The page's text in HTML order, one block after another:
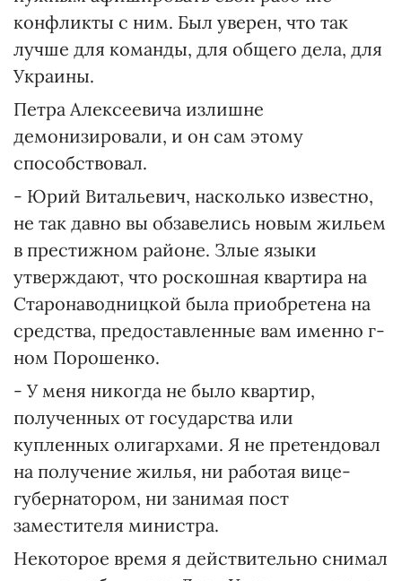
конфликты с ним. Был уверен, что так
лучше для команды, для общего дела, для
Украины.
Петра Алексеевича излишне
демонизировали, и он сам этому
способствовал.
- Юрий Витальевич, насколько известно,
не так давно вы обзавелись новым жильем
в престижном районе. Злые языки
утверждают, что роскошная квартира на
Старонаводницкой была приобретена на
средства, предоставленные вам именно г-
ном Порошенко.
- У меня никогда не было квартир,
полученных от государства или
купленных олигархами. Я не претендовал
на получение жилья, ни работая вице-
губернатором, ни занимая пост
заместителя министра.
Некоторое время я действительно снимал